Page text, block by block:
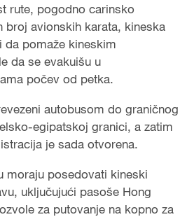
rute, pogodno carinsko
broj avionskih karata, kineska
da pomaže kineskim
da se evakuišu u
počev od petka.
autobusom do graničnog
egipatskoj granici, a zatim
je sada otvorena.
moraju posedovati kineski
uključujući pasoše Hong
za putovanje na kopno za